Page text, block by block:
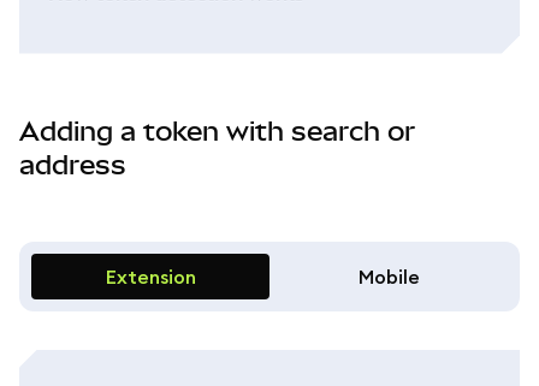
Adding a token with search or
address
Extension Mobile